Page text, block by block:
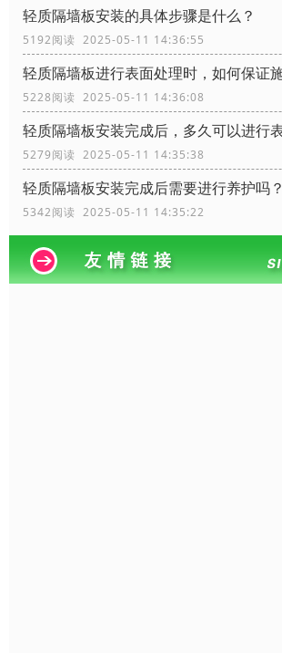
轻质隔墙板安装的具体步骤是什么？
5192阅读 2025-05-11 14:36:55
5228阅读 2025-05-11 14:36:08
5279阅读 2025-05-11 14:35:38
轻质隔墙板安装完成后需要进行养护吗？
5342阅读 2025-05-11 14:35:22